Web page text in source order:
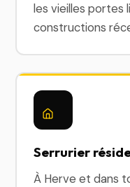
les vieilles portes
constructions
Serrurier
À Herve et dans